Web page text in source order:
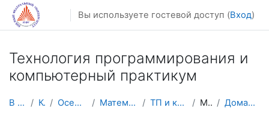
Перейти к основному содержанию
Вы используете гостевой доступ (Вход)
Технология программирования и
компьютерный практикум
В начало Курсы Осенний семестр Математика, механика ТП и комп. практикум Модуль 1 Домашнее задание 5